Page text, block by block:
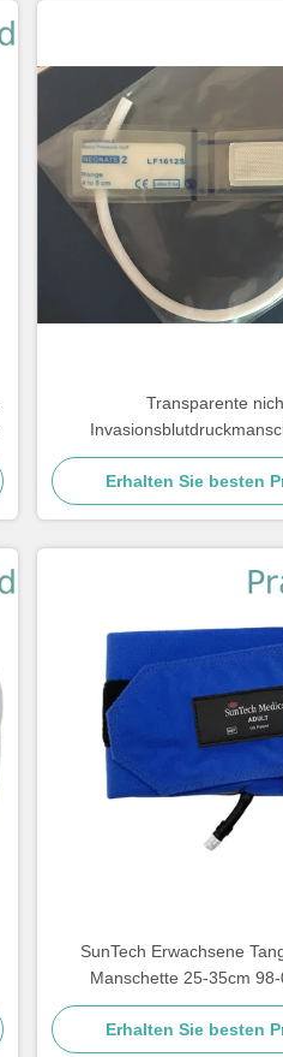
Transparente
Neugeboren-PU-
Erhalten Sie besten
SunTech Erwachsene
Manschette 25-35cm
Erhalten Sie besten